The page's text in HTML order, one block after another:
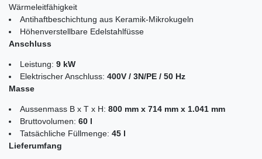
Wärmeleitfähigkeit
Antihaftbeschichtung aus Keramik-Mikrokugeln
Höhenverstellbare Edelstahlfüsse
Anschluss
Leistung: 9 kW
Elektrischer Anschluss: 400V / 3N/PE / 50 Hz
Masse
Aussenmass B x T x H: 800 mm x 714 mm x 1.041 mm
Bruttovolumen: 60 l
Tatsächliche Füllmenge: 45 l
Lieferumfang